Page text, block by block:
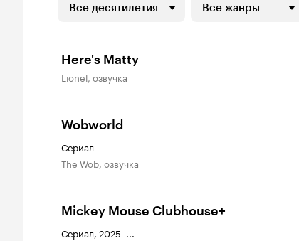
Все десятилетия Все жанры
Here's Matty
Lionel, озвучка
Wobworld
Сериал
The Wob, озвучка
Mickey Mouse Clubhouse+
Сериал, 2025–...